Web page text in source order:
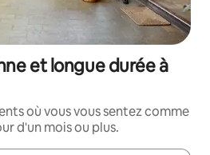
et longue durée à
où vous vous sentez comme
d'un mois ou plus.